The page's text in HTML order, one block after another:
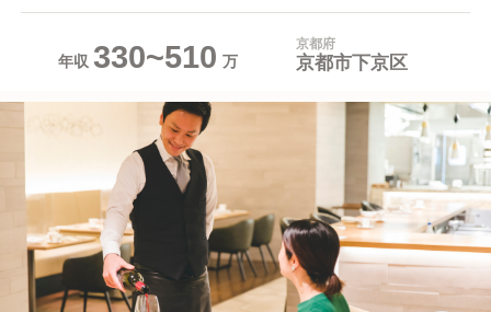
年収 330~510 京都府
京都市下京区